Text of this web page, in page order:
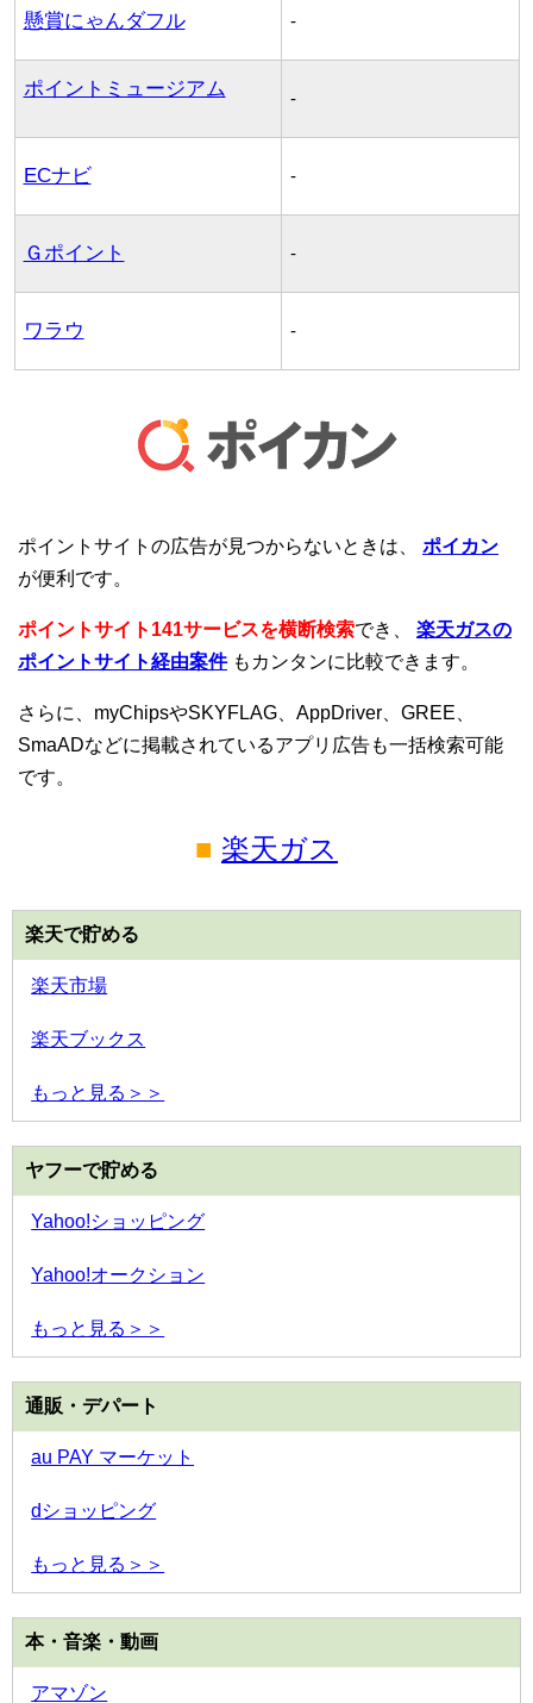
懸賞にゃんダフル -
ポイントミュージアム -
ECナビ -
Ｇポイント -
ワラウ -
ポイントサイトの広告が見つからないときは、 ポイカン
が便利です。
ポイントサイト141サービスを横断検索でき、 楽天ガスの
ポイントサイト経由案件もカンタンに比較できます。
さらに、myChipsやSKYFLAG、AppDriver、GREE、
SmaADなどに掲載されているアプリ広告も一括検索可能
です。
■ 楽天ガス
楽天で貯める
楽天市場
楽天ブックス
もっと見る＞＞
ヤフーで貯める
Yahoo!ショッピング
Yahoo!オークション
もっと見る＞＞
通販・デパート
au PAY マーケット
dショッピング
もっと見る＞＞
本・音楽・動画
アマゾン